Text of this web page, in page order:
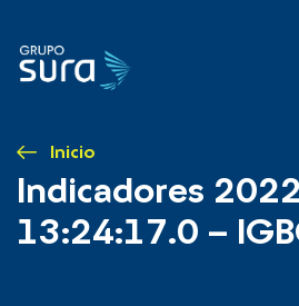
Inicio
Indicadores
13:24:17.0 –